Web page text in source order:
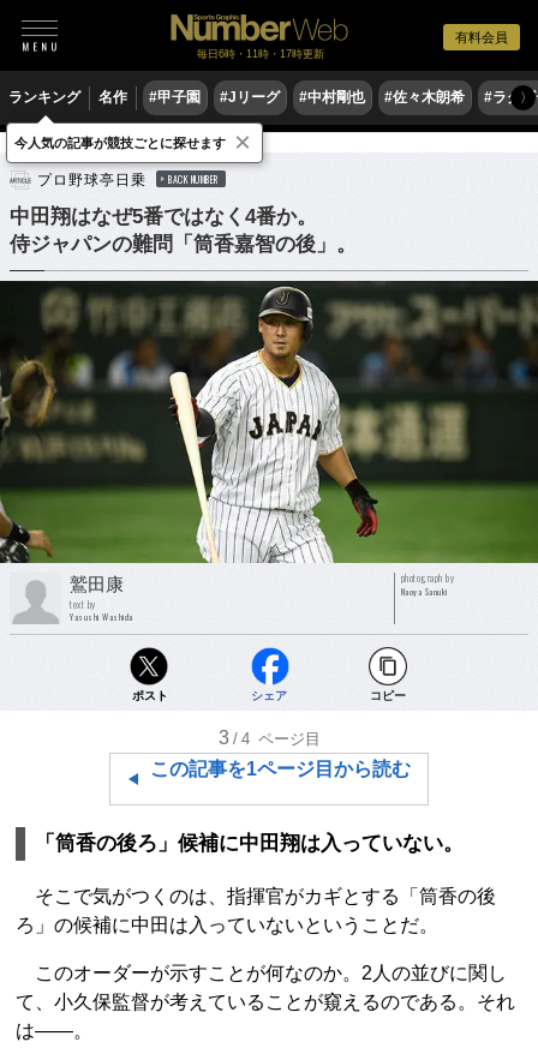
有料会員
毎日6時・11時・17時更新
ランキング 名作 #甲子園 #Jリーグ #中村剛也 #佐々木朗希 #ラグ〉
野球 プロ野球 侍ジャパン
プロ野球亭日乗 BACK NUMBER
中田翔はなぜ5番ではなく4番か。
侍ジャパンの難問「筒香嘉智の後」。
鷲田康
text by
Yasushi Washida
photograph by
Naoya Sanuki
ポスト シェア コピー
3 /4 ページ目
この記事を1ページ目から読む
「筒香の後ろ」候補に中田翔は入っていない。
そこで気がつくのは、指揮官がカギとする「筒香の後
ろ」の候補に中田は入っていないということだ。
このオーダーが示すことが何なのか。2人の並びに関し
て、小久保監督が考えていることが窺えるのである。それ
は――。
今人気の記事が競技ごとに探せます ×